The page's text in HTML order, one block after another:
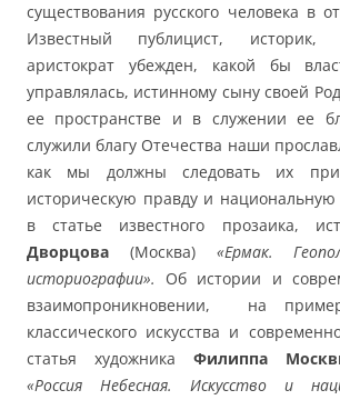
существования русского человека в
Известный публицист, историк,
аристократ убежден, какой бы
управлялась, истинному сыну своей
ее пространстве и в служении ее
служили благу Отечества наши
как мы должны следовать их
историческую правду и
в статье известного прозаика,
Дворцова (Москва) «Ермак.
историографии».
Об истории и
взаимопроникновении, на
классического искусства и
статья художника Филиппа
«Россия Небесная. Искусство и